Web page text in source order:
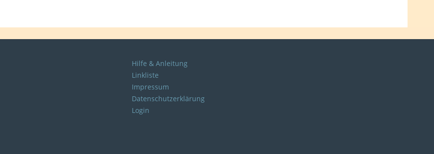
Hilfe & Anleitung
Linkliste
Impressum
Datenschutzerklärung
Login